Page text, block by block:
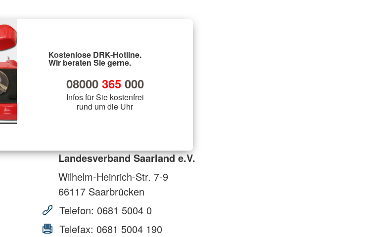
Kostenlose DRK-Hotline.
Wir beraten Sie gerne.
08000 365000
Infos für Sie kostenfrei
rund um die Uhr
Landesverband Saarland e.V.
Wilhelm-Heinrich-Str. 7-9
66117 Saarbrücken
Telefon: 0681 5004 0
Telefax: 0681 5004 190